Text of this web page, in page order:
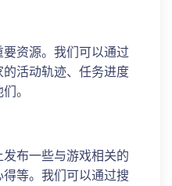
资源。我们可以通过
活动轨迹、任务进度
。
布一些与游戏相关的
等。我们可以通过搜